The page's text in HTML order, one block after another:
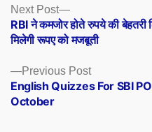
Posts
navigation
Previous PostPrevious
post:
English Quizzes For SBI
October
Next Post
Next
post:
RBI ने कमजोर होते रुपये की बेहतरी
मिलेगी रूपए को मजबूती